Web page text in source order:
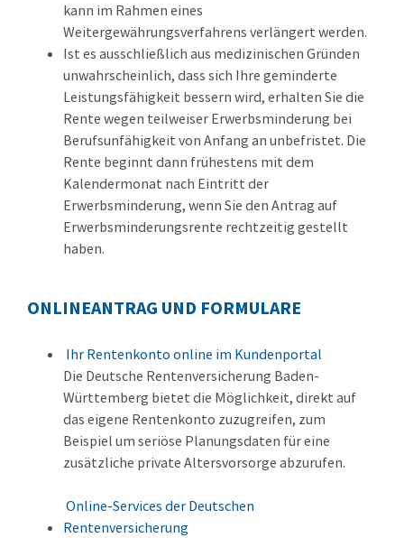
kann im Rahmen eines
Weitergewährungsverfahrens verlängert werden.
Ist es ausschließlich aus medizinischen Gründen
unwahrscheinlich, dass sich Ihre geminderte
Leistungsfähigkeit bessern wird, erhalten Sie die
Rente wegen teilweiser Erwerbsminderung bei
Berufsunfähigkeit von Anfang an unbefristet. Die
Rente beginnt dann frühestens mit dem
Kalendermonat nach Eintritt der
Erwerbsminderung, wenn Sie den Antrag auf
Erwerbsminderungsrente rechtzeitig gestellt
haben.
ONLINEANTRAG UND FORMULARE
Ihr Rentenkonto online im Kundenportal
Die Deutsche Rentenversicherung Baden-
Württemberg bietet die Möglichkeit, direkt auf
das eigene Rentenkonto zuzugreifen, zum
Beispiel um seriöse Planungsdaten für eine
zusätzliche private Altersvorsorge abzurufen.
Online-Services der Deutschen
Rentenversicherung